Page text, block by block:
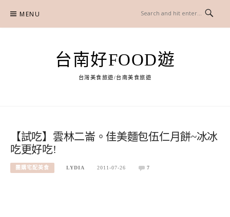
content
MENU
台南好FOOD遊
台灣美食旅遊/台南美食旅遊
【試吃】雲林二崙。佳美麵包伍仁月餅~冰冰
吃更好吃!
團購宅配美食 LYDIA 2011-07-26 7